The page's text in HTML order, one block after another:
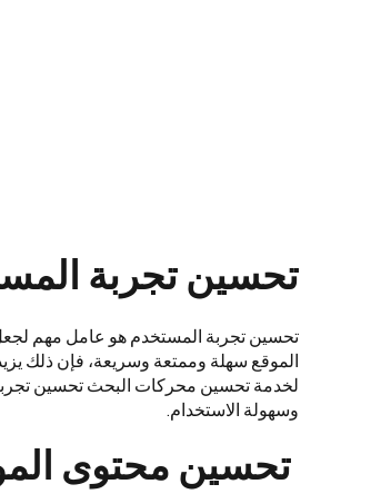
تحسين تجربة
تحسين تجربة المستخدم هو عامل مهم
الموقع سهلة وممتعة وسريعة، فإن ذلك
لخدمة تحسين محركات البحث تحسين
وسهولة الاستخدام.
تحسين محتوى